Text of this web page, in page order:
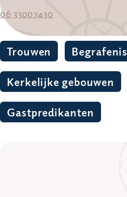
06 33007430
Trouwen Begrafenis
Kerkelijke gebouwen
Gastpredikanten